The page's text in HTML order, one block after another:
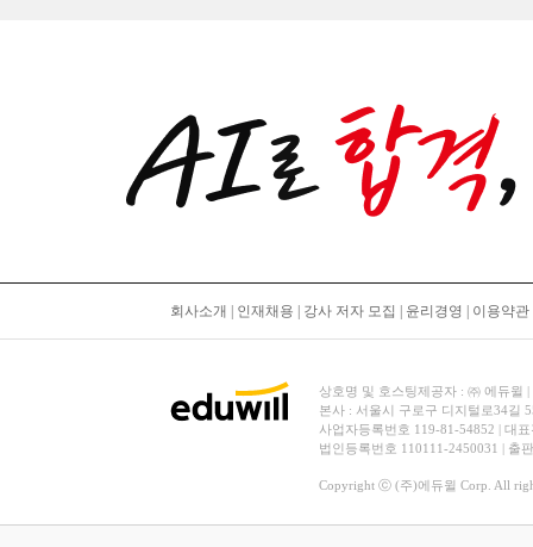
회사소개 인재채용 강사 저자 모집 윤리경영 이용약관
상호명 및 호스팅제공자 : ㈜ 에듀윌
본사 : 서울시 구로구 디지털로34길
사업자등록번호 119-81-54852 | 대
법인등록번호 110111-2450031 | 출
Copyright ⓒ (주)에듀윌 Corp. All